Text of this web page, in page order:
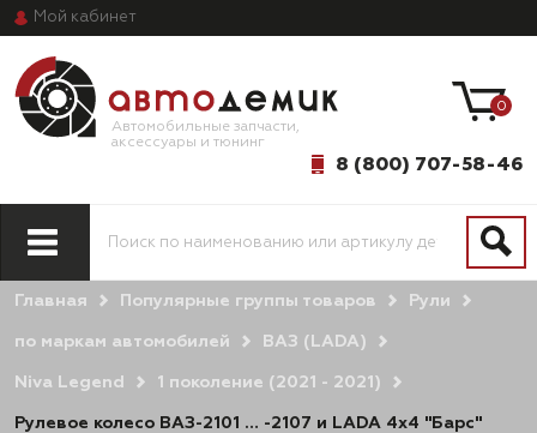
Мой кабинет
Автомобильные запчасти,
аксессуары и тюнинг
8 (800) 707-58-46
0
Главная Популярные группы товаров Рули
по маркам автомобилей ВАЗ (LADA)
Niva Legend 1 поколение (2021 - 2021)
Рулевое колесо ВАЗ-2101 … -2107 и LADA 4x4 "Барс"